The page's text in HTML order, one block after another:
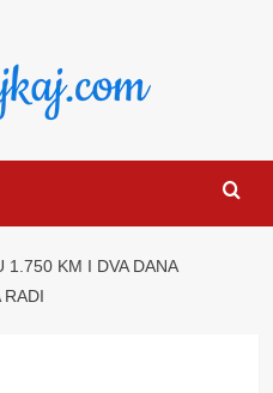
1.750 KM I DVA DANA
RADI